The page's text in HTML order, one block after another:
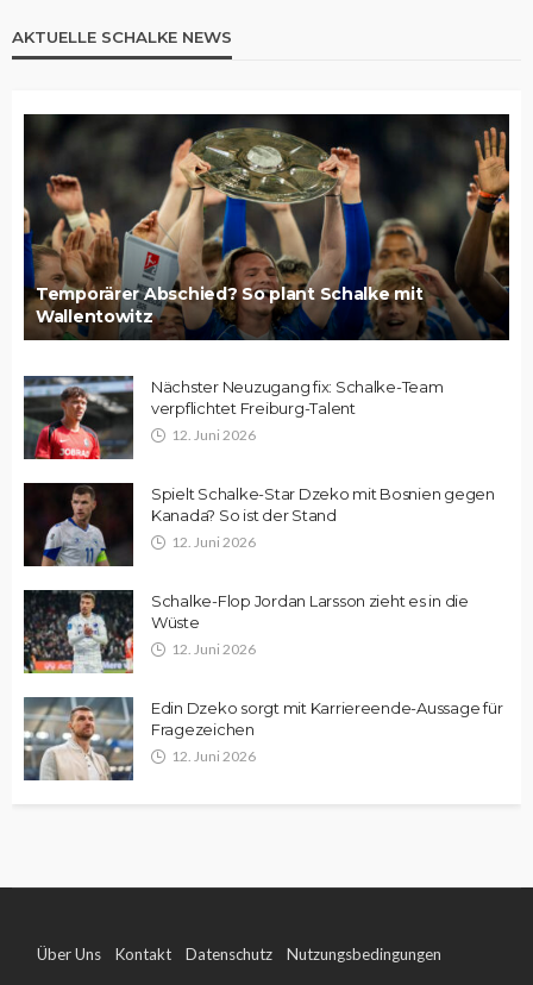
AKTUELLE SCHALKE NEWS
Temporärer Abschied? So plant Schalke mit
Wallentowitz
Nächster Neuzugang fix: Schalke-Team
verpflichtet Freiburg-Talent
12. Juni 2026
Spielt Schalke-Star Dzeko mit Bosnien gegen
Kanada? So ist der Stand
12. Juni 2026
Schalke-Flop Jordan Larsson zieht es in die
Wüste
12. Juni 2026
Edin Dzeko sorgt mit Karriereende-Aussage für
Fragezeichen
12. Juni 2026
Über Uns Kontakt Datenschutz Nutzungsbedingungen